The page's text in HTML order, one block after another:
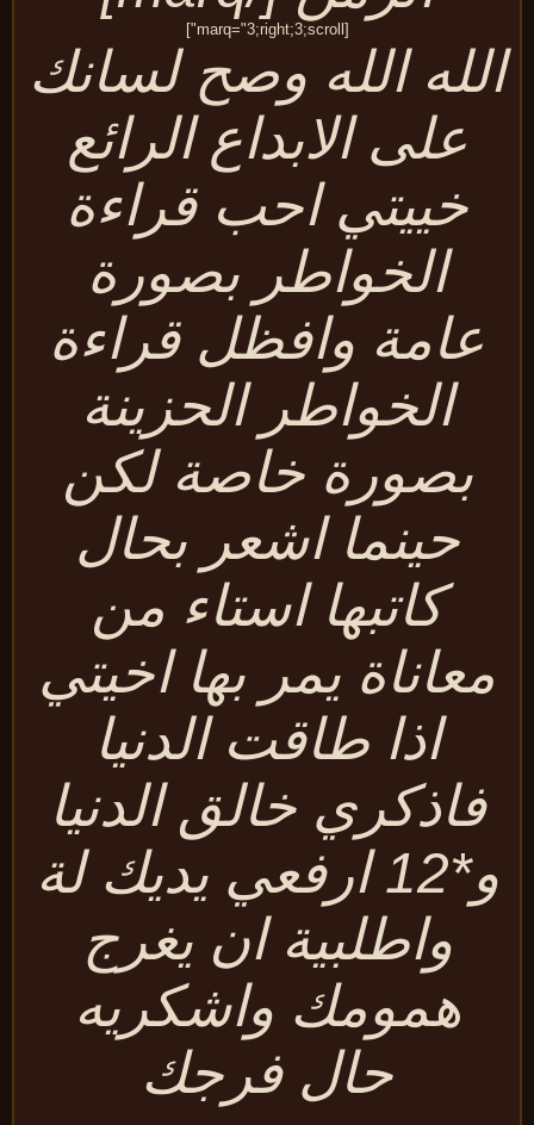
الله وصح لسانك
على الابداع الرائع
خييتي احب قراءة
الخواطر بصورة
عامة وافظل قراءة
الخواطر الحزينة
بصورة خاصة لكن
حينما اشعر بحال
كاتبها استاء من
معاناة يمر بها اخيتي
اذا طاقت الدنيا
فاذكري خالق الدنيا
و*12 ارفعي يديك لة
واطلبية ان يغرج
همومك واشكريه
حال فرجك